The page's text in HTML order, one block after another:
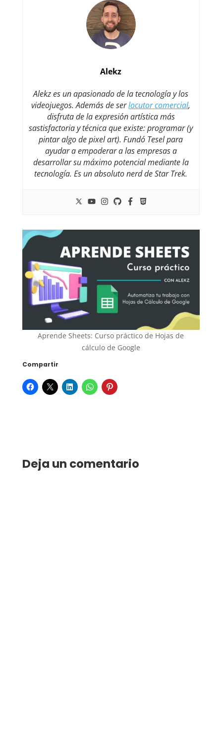
Alekz
Alekz es un apasionado de la tecnología y los
videojuegos. Además de serlocutor comercial,
disfruta de la expresión artística más
sastisfactoria y técnica que existe: programar (y
pintar algo de pixel art). Fundó Tesel para
ayudar a empoderar a las empresas a
desarrollar su máximo potencial mediante la
tecnología. Es un absoluto nerd de Star Trek.
Aprende Sheets: Curso práctico de Hojas de
cálculo de Google
Compartir
Deja un comentario